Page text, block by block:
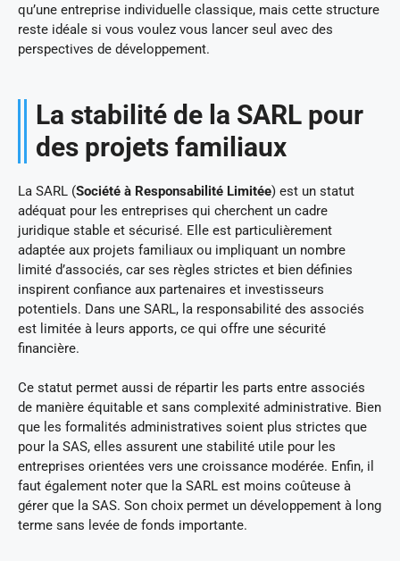
qu’une entreprise individuelle classique, mais cette structure
reste idéale si vous voulez vous lancer seul avec des
perspectives de développement.
La stabilité de la SARL pour
des projets familiaux
La SARL (Société à Responsabilité Limitée) est un statut
adéquat pour les entreprises qui cherchent un cadre
juridique stable et sécurisé. Elle est particulièrement
adaptée aux projets familiaux ou impliquant un nombre
limité d’associés, car ses règles strictes et bien définies
inspirent confiance aux partenaires et investisseurs
potentiels. Dans une SARL, la responsabilité des associés
est limitée à leurs apports, ce qui offre une sécurité
financière.
Ce statut permet aussi de répartir les parts entre associés
de manière équitable et sans complexité administrative. Bien
que les formalités administratives soient plus strictes que
pour la SAS, elles assurent une stabilité utile pour les
entreprises orientées vers une croissance modérée. Enfin, il
faut également noter que la SARL est moins coûteuse à
gérer que la SAS. Son choix permet un développement à long
terme sans levée de fonds importante.